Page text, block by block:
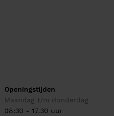
Openingstijden
Maandag t/m donderdag
08:30 - 17.30 uur